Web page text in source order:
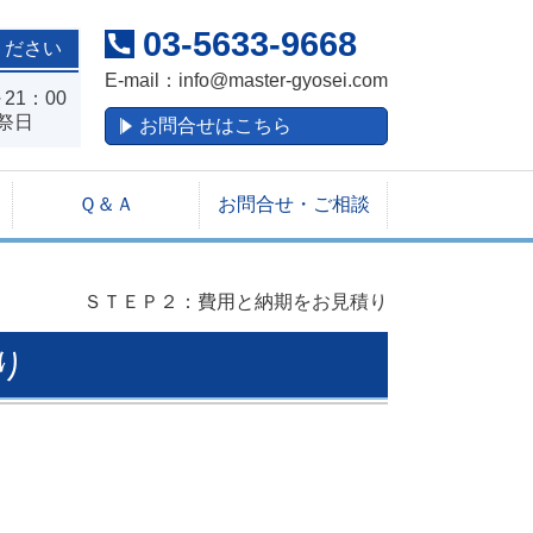
さい
21：00
日
03-5633-9668
E-mail： info@master-gyosei.com
お問合せはこちら
Ｑ＆Ａ お問合せ・ご相談
ＳＴＥＰ２：費用と納期をお見積り